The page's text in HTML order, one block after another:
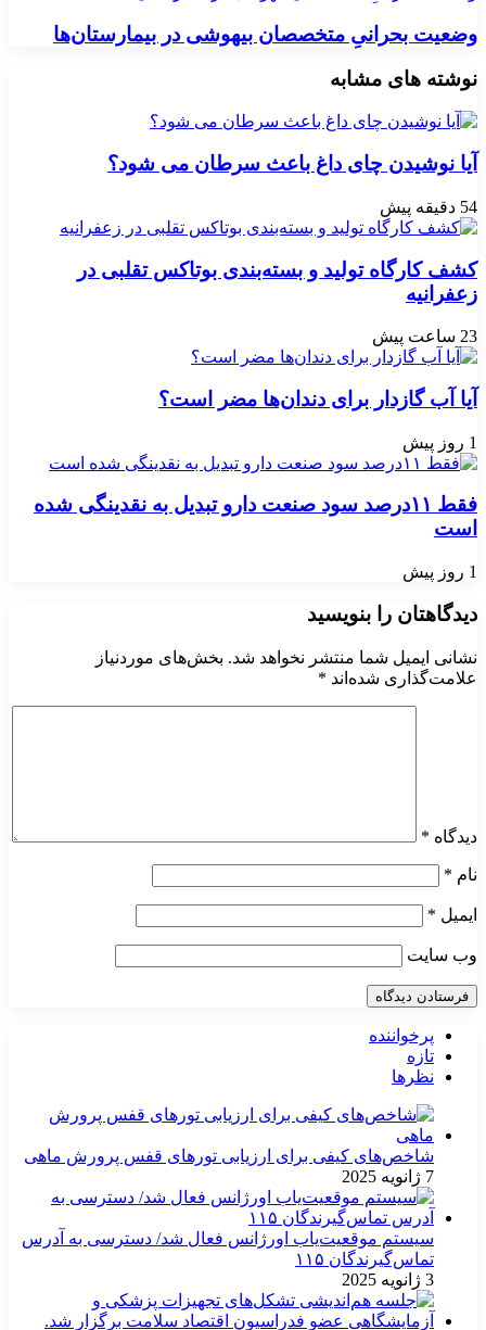
وضعیت بحرانیِ متخصصان بیهوشی در بیمارستان‌ها
نوشته های مشابه
آیا نوشیدن چای داغ باعث سرطان می شود؟
54 دقیقه پیش
کشف کارگاه تولید و بسته‌بندی بوتاکس تقلبی در
زعفرانیه
23 ساعت پیش
آیا آب گازدار برای دندان‌ها مضر است؟
1 روز پیش
فقط ۱۱‌درصد سود صنعت دارو تبدیل به نقدینگی شده
است
1 روز پیش
دیدگاهتان را بنویسید
نشانی ایمیل شما منتشر نخواهد شد. بخش‌های موردنیاز
علامت‌گذاری شده‌اند *
دیدگاه *
نام *
ایمیل *
وب‌ سایت
پرخواننده
تازه
نظرها
شاخص‌های کیفی برای ارزیابی تورهای قفس پرورش ماهی
7 ژانویه 2025
سیستم موقعیت‌یاب اورژانس فعال شد/ دسترسی به آدرس
تماس‌گیرندگان ۱۱۵
3 ژانویه 2025